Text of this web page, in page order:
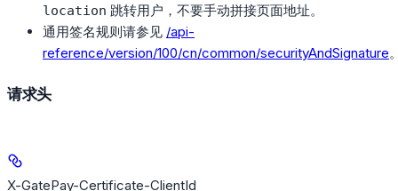
location 跳转用户，不要手动拼接页面地址。
通用签名规则请参见 /api-
reference/version/100/cn/common/securityAndSignature
请求头
X-GatePay-Certificate-ClientId